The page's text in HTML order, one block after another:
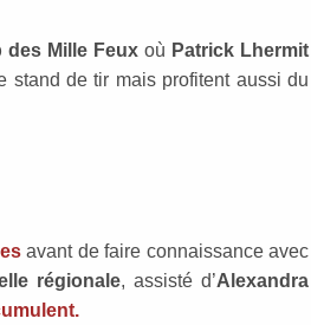
des Mille Feux où Patrick Lhermit
stand de tir mais profitent aussi du
avant de faire connaissance avec
régionale, assisté d’Alexandra